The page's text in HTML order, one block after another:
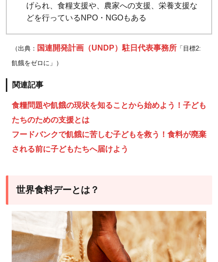
げられ、食糧支援や、農家への支援、栄養支援な
どを行っているNPO・NGOもある
（出典： 国連開発計画（UNDP）駐日代表事務所 「目標2:
飢餓をゼロに」）
関連記事
食糧問題や飢餓の現状を知ることから始めよう！子ども
たちのための支援とは
フードバンクで飢餓に苦しむ子どもを救う！食料が廃棄
される前に子どもたちへ届けよう
世界食料デーとは？